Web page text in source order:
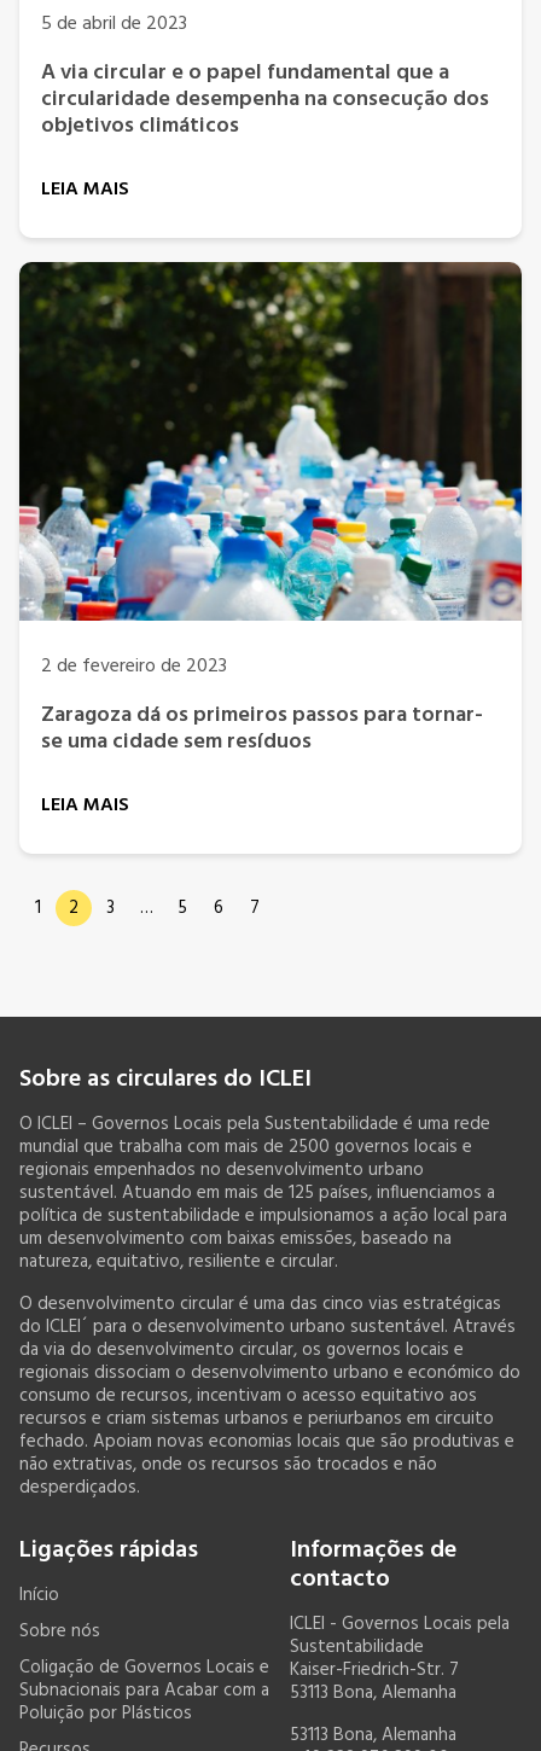
5 de abril de 2023
A via circular e o papel fundamental que a
circularidade desempenha na consecução dos
objetivos climáticos
LEIA MAIS
2 de fevereiro de 2023
Zaragoza dá os primeiros passos para tornar-
se uma cidade sem resíduos
LEIA MAIS
1 2 3 … 5 6 7
Sobre as circulares do ICLEI
O ICLEI – Governos Locais pela Sustentabilidade é uma rede
mundial que trabalha com mais de 2500 governos locais e
regionais empenhados no desenvolvimento urbano
sustentável. Atuando em mais de 125 países, influenciamos a
política de sustentabilidade e impulsionamos a ação local para
um desenvolvimento com baixas emissões, baseado na
natureza, equitativo, resiliente e circular.
O desenvolvimento circular é uma das cinco vias estratégicas
do ICLEI´ para o desenvolvimento urbano sustentável. Através
da via do desenvolvimento circular, os governos locais e
regionais dissociam o desenvolvimento urbano e económico do
consumo de recursos, incentivam o acesso equitativo aos
recursos e criam sistemas urbanos e periurbanos em circuito
fechado. Apoiam novas economias locais que são produtivas e
não extrativas, onde os recursos são trocados e não
desperdiçados.
Ligações rápidas
Início
Sobre nós
Coligação de Governos Locais e
Subnacionais para Acabar com a
Poluição por Plásticos
Informações de
contacto
ICLEI - Governos Locais pela
Sustentabilidade
Kaiser-Friedrich-Str. 7
53113 Bona, Alemanha
53113 Bona, Alemanha